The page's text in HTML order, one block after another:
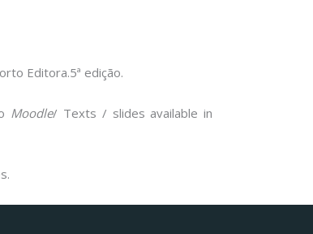
Editora.5ª edição.
Moodle/ Texts / slides available in
Facebook
Instagram da FCTPortal da UAc